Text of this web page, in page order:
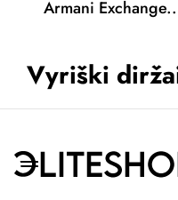
Armani
Vyriški